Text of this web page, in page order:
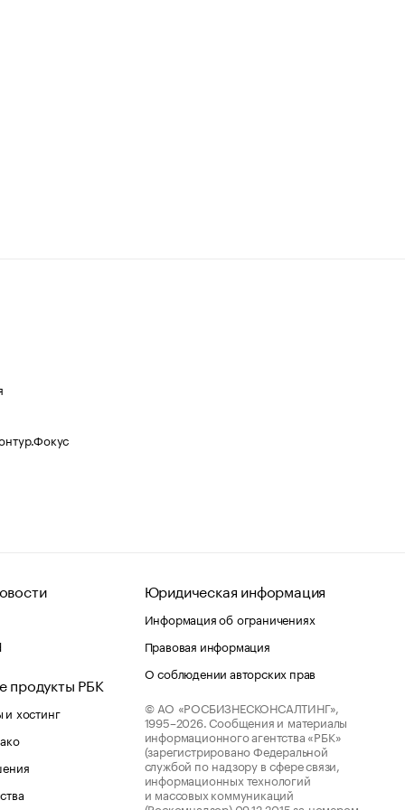
продукты РБК
хостинг
Юридическая информация
Информация об ограничениях
Правовая информация
О соблюдении авторских прав
© АО «РОСБИЗНЕСКОНСАЛТИНГ»,
1995–2026. Сообщения и материалы
информационного агентства «РБК»
(зарегистрировано Федеральной
службой по надзору в сфере связи,
информационных технологий
и массовых коммуникаций